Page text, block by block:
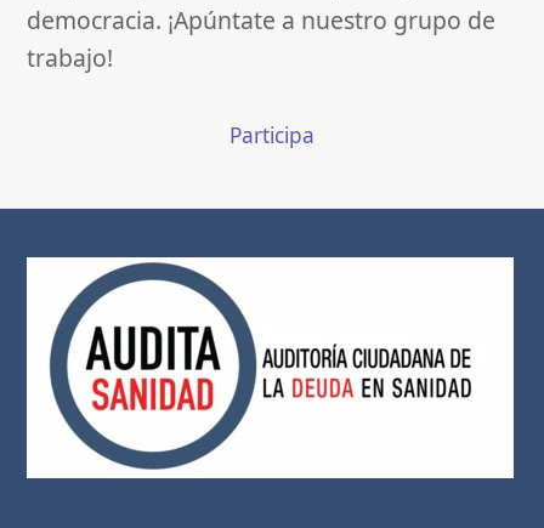
democracia. ¡Apúntate a nuestro grupo de
trabajo!
Participa